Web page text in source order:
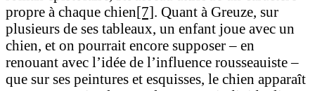
propre à chaque chien[7]. Quant à Greuze, sur
plusieurs de ses tableaux, un enfant joue avec un
chien, et on pourrait encore supposer – en
renouant avec l’idée de l’influence rousseauiste –
que sur ses peintures et esquisses, le chien apparaît